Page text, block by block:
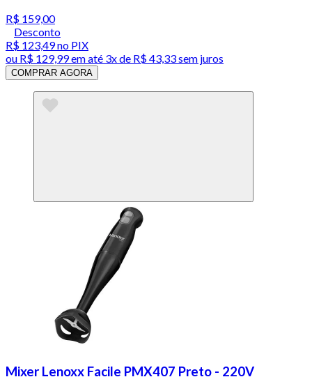
R$ 159,00
Desconto
R$ 123,49no PIX
ou R$ 129,99em até 3x de R$ 43,33 sem juros
COMPRAR AGORA
Mixer Lenoxx Facile PMX407 Preto - 220V